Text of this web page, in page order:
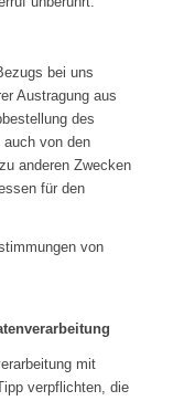
bei uns
Austragung aus
des
von den
anderen Zwecken
für den
von
mit
verpflichten, die